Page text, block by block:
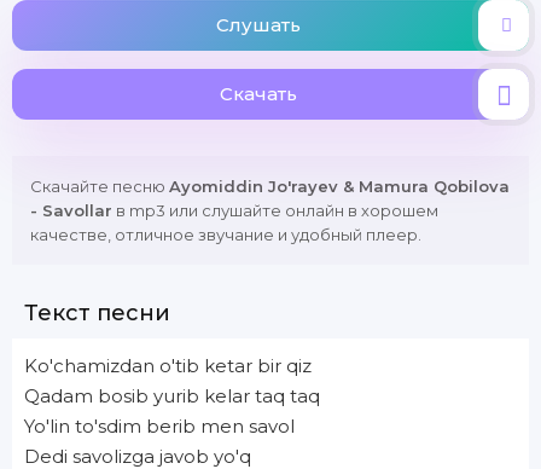
Слушать
Скачать
Скачайте песню Ayomiddin Jo'rayev & Mamura Qobilova
- Savollar в mp3 или слушайте онлайн в хорошем
качестве, отличное звучание и удобный плеер.
Текст песни
Ko'chamizdan o'tib ketar bir qiz
Qadam bosib yurib kelar taq taq
Yo'lin to'sdim berib men savol
Dedi savolizga javob yo'q